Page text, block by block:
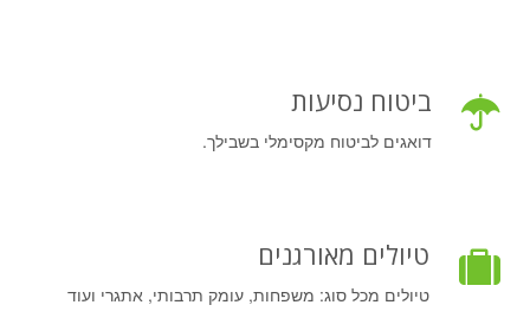
ביטוח נסיעות
דואגים לביטוח מקסימלי בשבילך.
טיולים מאורגנים
טיולים מכל סוג: משפחות, עומק תרבותי, אתגרי ועוד